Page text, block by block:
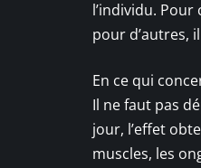
l’individu.
pour d’autres,
En ce qui
Il ne faut pas
jour, l’effet
muscles, les